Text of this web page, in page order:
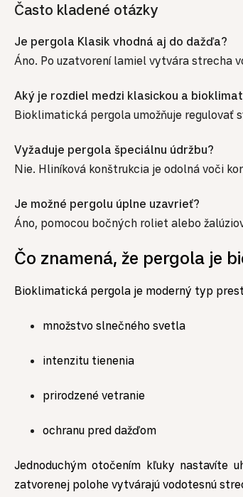
Často kladené otázky
Je pergola Klasik vhodná aj do dažďa?
Áno. Po uzatvorení lamiel vytvára strecha
Aký je rozdiel medzi klasickou a
Bioklimatická pergola umožňuje regulovať
Vyžaduje pergola špeciálnu údržbu?
Nie. Hliníková konštrukcia je odolná voči
Je možné pergolu úplne uzavrieť?
Áno, pomocou bočných roliet alebo
Čo znamená, že pergola je
Bioklimatická pergola je moderný typ
množstvo slnečného svetla
intenzitu tienenia
prirodzené vetranie
ochranu pred dažďom
Jednoduchým otočením kľuky nastavíte
zatvorenej polohe vytvárajú vodotesnú